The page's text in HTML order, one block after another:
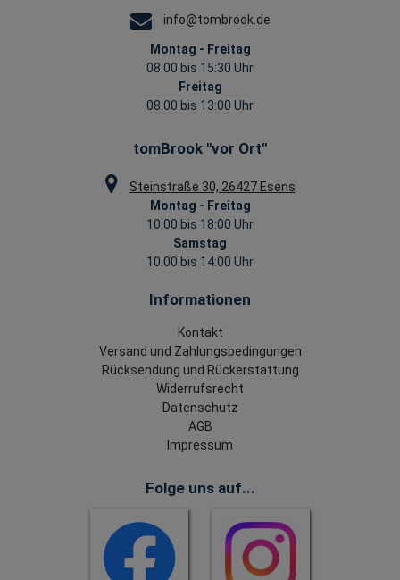
info@tombrook.de
Montag - Freitag
08:00 bis 15:30 Uhr
Freitag
08:00 bis 13:00 Uhr
tomBrook "vor Ort"
Steinstraße 30, 26427 Esens
Montag - Freitag
10:00 bis 18:00 Uhr
Samstag
10:00 bis 14:00 Uhr
Informationen
Kontakt
Versand und Zahlungsbedingungen
Rücksendung und Rückerstattung
Widerrufsrecht
Datenschutz
AGB
Impressum
Folge uns auf...